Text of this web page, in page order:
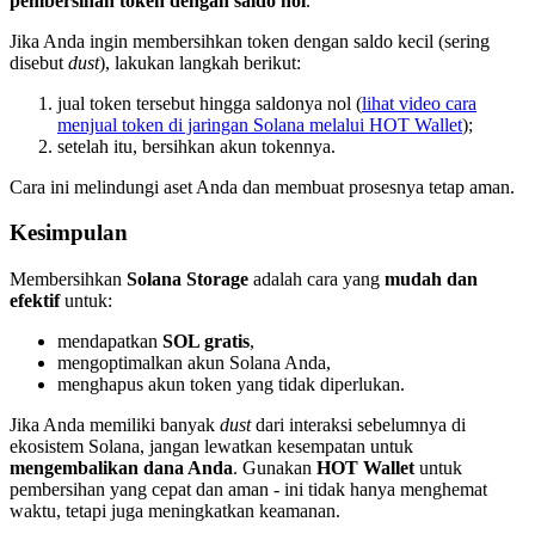
Jika Anda ingin membersihkan token dengan saldo kecil (sering
disebut dust), lakukan langkah berikut:
jual token tersebut hingga saldonya nol (lihat video cara
menjual token di jaringan Solana melalui HOT Wallet);
setelah itu, bersihkan akun tokennya.
Cara ini melindungi aset Anda dan membuat prosesnya tetap aman.
Kesimpulan
Membersihkan Solana Storage adalah cara yang mudah dan
efektifuntuk:
mendapatkan SOL gratis,
mengoptimalkan akun Solana Anda,
menghapus akun token yang tidak diperlukan.
Jika Anda memiliki banyak dustdari interaksi sebelumnya di
ekosistem Solana, jangan lewatkan kesempatan untuk
mengembalikan dana Anda. Gunakan HOT Wallet untuk
pembersihan yang cepat dan aman - ini tidak hanya menghemat
waktu, tetapi juga meningkatkan keamanan.